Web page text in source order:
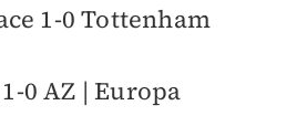
1-0 Tottenham
0 AZ | Europa